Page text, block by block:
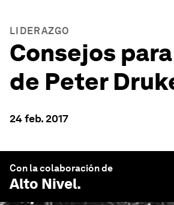
LIDERAZGO
Consejos
de Peter
24 feb. 2017
Con la colaboración de
Alto Nivel.